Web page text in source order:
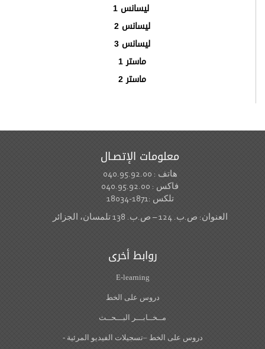
ليسانس 1
ليسانس 2
ليسانس 3
ماستر 1
ماستر 2
معلومات الإتصـال
هاتف : 040.95.92.00
فاكس : 040.95.92.00
تلكس :1871-18034
العنوان: ص.ب. 124 – ص.ب. 138 تلمسان، الجزائر
روابط أخرى
E-learning
دروس على الخط
مــخــابـــر البـــحــث
دروس على الخط –تسجيلات الفيديو المرئية -